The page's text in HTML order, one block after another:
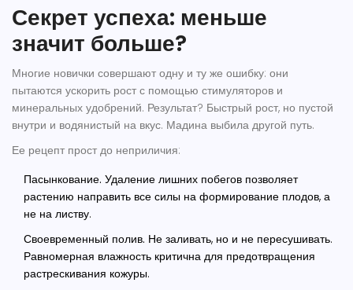
Секрет успеха: меньше
значит больше?
Многие новички совершают одну и ту же ошибку: они
пытаются ускорить рост с помощью стимуляторов и
минеральных удобрений. Результат? Быстрый рост, но пустой
внутри и водянистый на вкус. Мадина выбила другой путь.
Ее рецепт прост до неприличия:
Пасынкование. Удаление лишних побегов позволяет
растению направить все силы на формирование плодов, а
не на листву.
Своевременный полив. Не заливать, но и не пересушивать.
Равномерная влажность критична для предотвращения
растрескивания кожуры.